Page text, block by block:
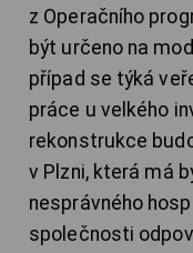
z Operačního
být určeno na
případ se týká
práce u velkého
rekonstrukce
v Plzni, která má
nesprávného
společnosti